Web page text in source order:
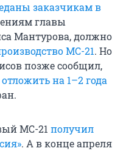
заказчикам в
главы
Мантурова, должно
МС-21. Но
позже сообщил,
на 1–2 года
МС-21 получил
. А в конце апреля